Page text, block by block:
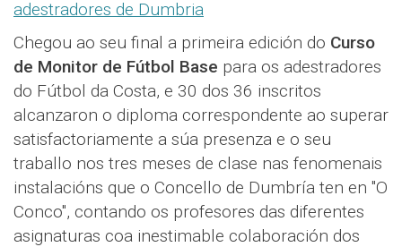
Chegou ao seu final a primeira edición do Curso
de Monitor de Fútbol Base para os adestradores
do Fútbol da Costa, e 30 dos 36 inscritos
alcanzaron o diploma correspondente ao superar
satisfactoriamente a súa presenza e o seu
traballo nos tres meses de clase nas fenomenais
instalacións que o Concello de Dumbría ten en "O
Conco", contando os profesores das diferentes
asignaturas coa inestimable colaboración dos